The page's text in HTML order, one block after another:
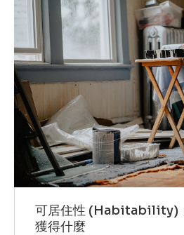
可居住性 (Habitability)
獲得什麼